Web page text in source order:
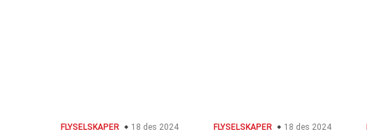
FLYSELSKAPER 18 des 2024 FLYSELSKAPER 18 des 2024